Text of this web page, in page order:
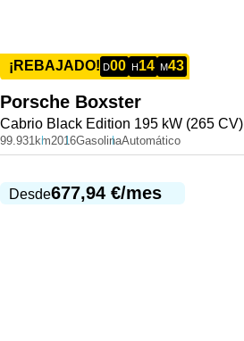
¡REBAJADO! D00 H14 M43
Porsche Boxster
Cabrio Black Edition 195 kW (265 CV)
99.931km2016GasolinaAutomático
Desde677,94 €/mes